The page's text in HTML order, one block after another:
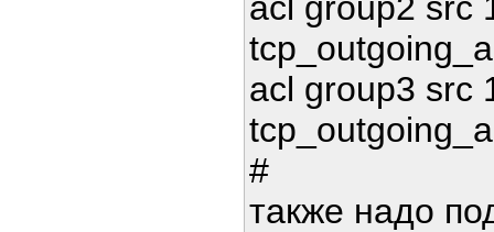
acl group3 src
#
также надо